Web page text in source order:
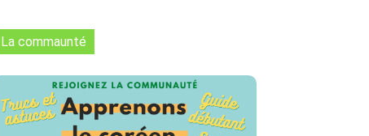
La commaunté